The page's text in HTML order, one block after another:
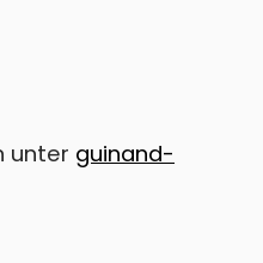
unter guinand-